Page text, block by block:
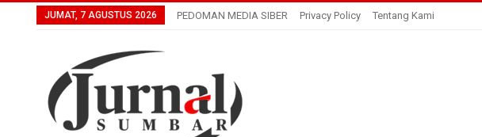
JUMAT, 7 AGUSTUS 2026 PEDOMAN MEDIA SIBER Privacy Policy Tentang Kami